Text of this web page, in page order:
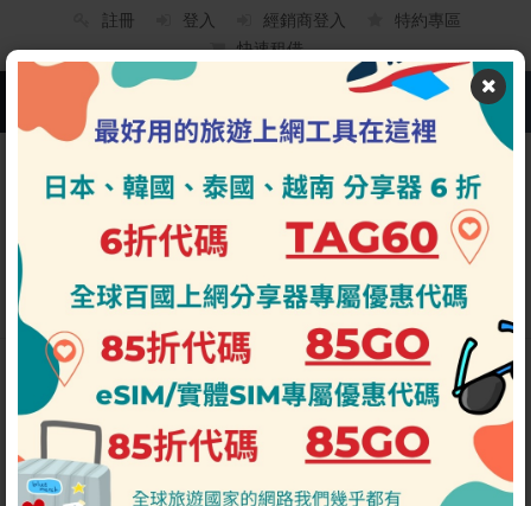
註冊 登入 經銷商登入
特約專區
快速租借
PLACING ORDERS
Home/選擇方案
租借資料